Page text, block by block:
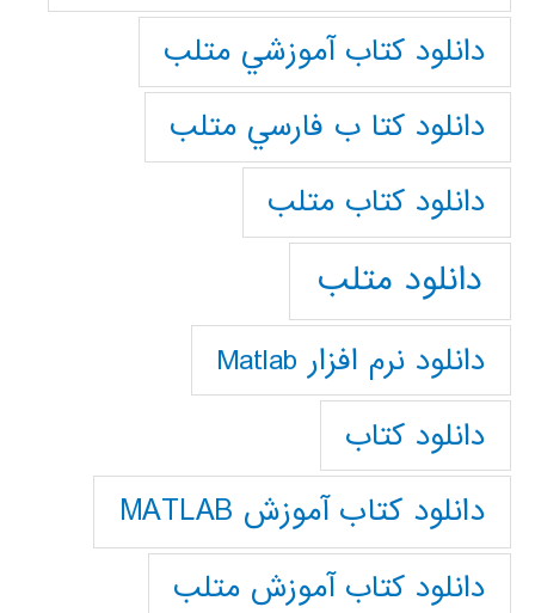
دانلود كتاب آموزشي متلب
دانلود كتا ب فارسي متلب
دانلود كتاب متلب
دانلود متلب
دانلود نرم افزار Matlab
دانلود کتاب
دانلود کتاب آموزش MATLAB
دانلود کتاب آموزش متلب